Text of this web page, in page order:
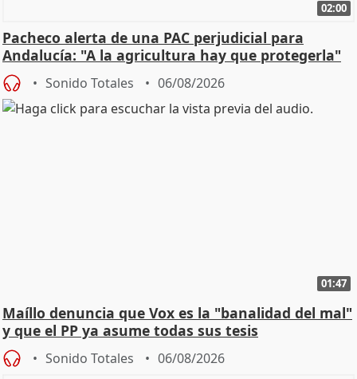
02:00
Pacheco alerta de una PAC perjudicial para
Andalucía: "A la agricultura hay que protegerla"
Sonido Totales 06/08/2026
01:47
Maíllo denuncia que Vox es la "banalidad del mal"
y que el PP ya asume todas sus tesis
Sonido Totales 06/08/2026